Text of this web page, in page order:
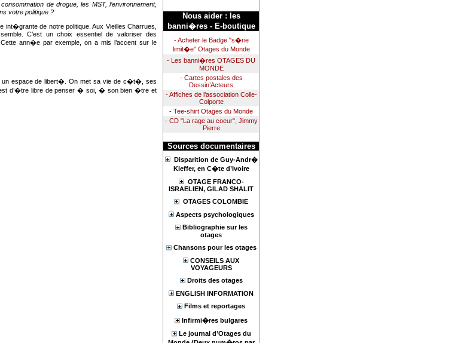
Nous aider : les
banni�res - E-boutique
- Acheter le Badge "s�rie
limit�e" Otages du Monde
- Les banni�res OTAGES DU
MONDE
- Cartes postales des
Dessin’Acteurs
- Affiches de l’association Colle-
Colporte
- Tee-shirt Otages du Monde
- CD "La rage au coeur", Jimmy
Pierre
Sources documentaires
Disparition de Guy-Andr�
Kieffer, en C�te d’Ivoire
OTAGE FRANCO-
ISRAELIEN, GILAD SHALIT
OTAGES COLOMBIE
Aspects psychologiques
Bibliographie sur les
otages
Chansons pour les otages
CONSEILS AUX
VOYAGEURS
Droits des otages
ENGLISH INFORMATION
Films et reportages
Infirmi�res bulgares
Le journal d’Otages du
de drogue, les MST, l’environnement,
votre politique ?
de notre politique. Aux Vieilles Charrues,
C’est un choix essentiel de valoriser des
ann�e par exemple, on a mis l’accent sur le
un espace de libert�. On met sa vie de c�t�, ses
d’�tre libre de penser � soi, � son bien �tre et